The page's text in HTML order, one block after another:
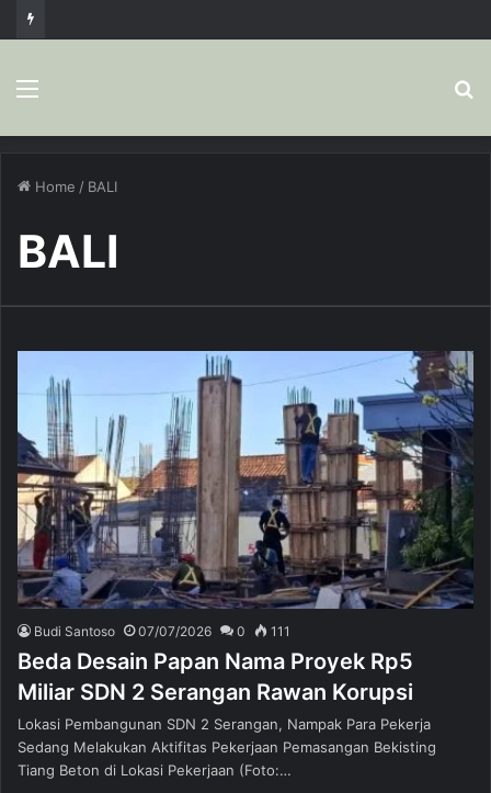
Home / BALI
BALI
Budi Santoso 07/07/2026 0 111
Beda Desain Papan Nama Proyek Rp5
Miliar SDN 2 Serangan Rawan Korupsi
Lokasi Pembangunan SDN 2 Serangan, Nampak Para Pekerja
Sedang Melakukan Aktifitas Pekerjaan Pemasangan Bekisting
Tiang Beton di Lokasi Pekerjaan (Foto:…